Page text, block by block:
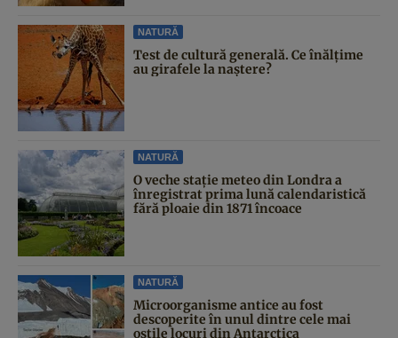
NATURĂ
Test de cultură generală. Ce înălțime
au girafele la naștere?
NATURĂ
O veche stație meteo din Londra a
înregistrat prima lună calendaristică
fără ploaie din 1871 încoace
NATURĂ
Microorganisme antice au fost
descoperite în unul dintre cele mai
ostile locuri din Antarctica